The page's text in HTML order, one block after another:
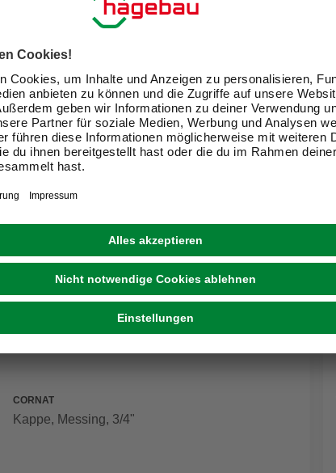
CORNAT
Kappe, Messing, 3/4"